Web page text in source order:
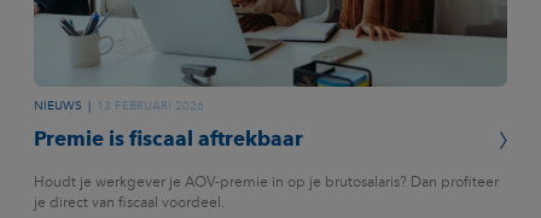
NIEUWS 13 FEBRUARI 2026
Premie is fiscaal aftrekbaar
Houdt je werkgever je AOV-premie in op je brutosalaris? Dan profiteer
je direct van fiscaal voordeel.